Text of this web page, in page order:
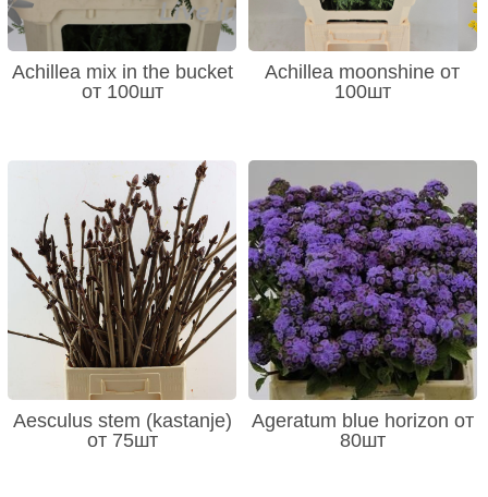
Achillea mix in the bucket
от 100шт
Achillea moonshine от
100шт
Aesculus stem (kastanje)
от 75шт
Ageratum blue horizon от
80шт